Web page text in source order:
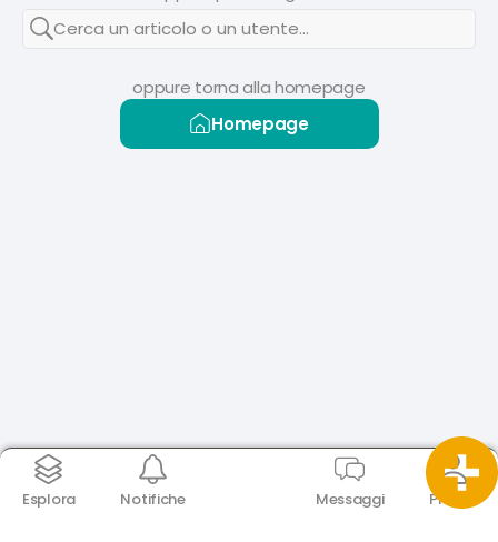
Esplora Notifiche Messaggi Profilo
Cerca un articolo o un utente...
oppure torna alla homepage
Homepage